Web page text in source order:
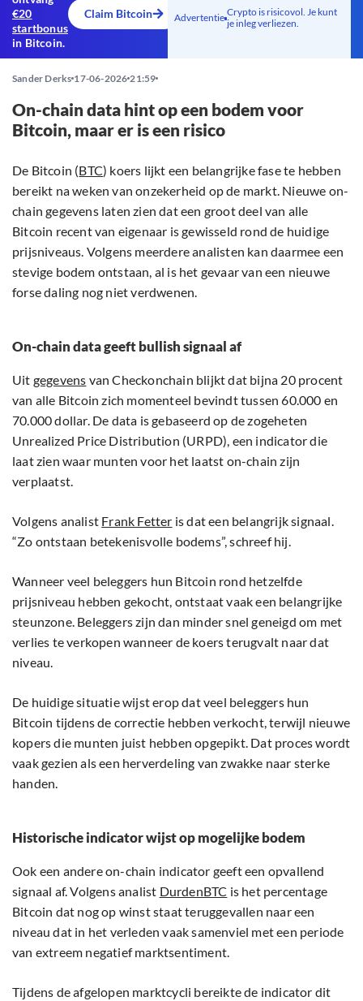
€20
startbonus
in Bitcoin.
Claim Bitcoin Advertentie Crypto is risicovol. Je kunt
je inleg verliezen.
Sander Derks 17-06-2026 21:59
On-chain data hint op een bodem voor
Bitcoin, maar er is een risico
De Bitcoin (BTC) koers lijkt een belangrijke fase te hebben
bereikt na weken van onzekerheid op de markt. Nieuwe on-
chain gegevens laten zien dat een groot deel van alle
Bitcoin recent van eigenaar is gewisseld rond de huidige
prijsniveaus. Volgens meerdere analisten kan daarmee een
stevige bodem ontstaan, al is het gevaar van een nieuwe
forse daling nog niet verdwenen.
On-chain data geeft bullish signaal af
Uit gegevens van Checkonchain blijkt dat bijna 20 procent
van alle Bitcoin zich momenteel bevindt tussen 60.000 en
70.000 dollar. De data is gebaseerd op de zogeheten
Unrealized Price Distribution (URPD), een indicator die
laat zien waar munten voor het laatst on-chain zijn
verplaatst.
Volgens analist Frank Fetter is dat een belangrijk signaal.
“Zo ontstaan betekenisvolle bodems”, schreef hij.
Wanneer veel beleggers hun Bitcoin rond hetzelfde
prijsniveau hebben gekocht, ontstaat vaak een belangrijke
steunzone. Beleggers zijn dan minder snel geneigd om met
verlies te verkopen wanneer de koers terugvalt naar dat
niveau.
De huidige situatie wijst erop dat veel beleggers hun
Bitcoin tijdens de correctie hebben verkocht, terwijl nieuwe
kopers die munten juist hebben opgepikt. Dat proces wordt
vaak gezien als een herverdeling van zwakke naar sterke
handen.
Historische indicator wijst op mogelijke bodem
Ook een andere on-chain indicator geeft een opvallend
signaal af. Volgens analist DurdenBTC is het percentage
Bitcoin dat nog op winst staat teruggevallen naar een
niveau dat in het verleden vaak samenviel met een periode
van extreem negatief marktsentiment.
Tijdens de afgelopen marktcycli bereikte de indicator dit